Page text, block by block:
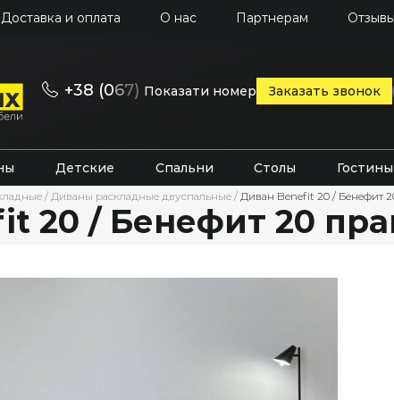
Доставка и оплата О нас Партнерам Отзывы
+38 (067) Показати номер Заказать звонок
Детские Спальни Столы
/ Диваны раскладные двуспальные / Диван Benefit 20 / Бенефит
20 / Бенефит 20